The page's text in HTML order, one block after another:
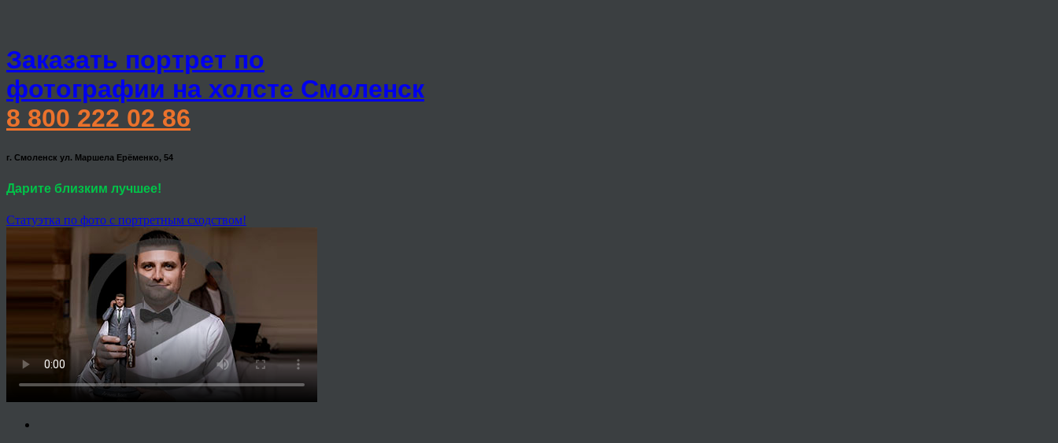
Заказать портрет по
фотографии на холсте Смоленск
8 800 222 02 86
г. Смоленск ул. Маршела Ерёменко, 54
Дарите близким лучшее!
Статуэтка по фото с портретным сходством!